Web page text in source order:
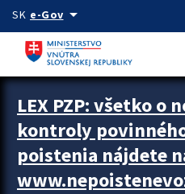
Preskocit na hlavný obsah
SK e-Govarrow_drop_down
Zastavit automatický posun upútavok
LEX PZP: všetko o
kontroly
poistenia nájdete